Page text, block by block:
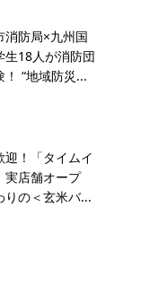
消防局×九州国
生18人が消防団
！ “地域防災...
迎！「タイムイ
実店舗オープ
の＜玄米バ...